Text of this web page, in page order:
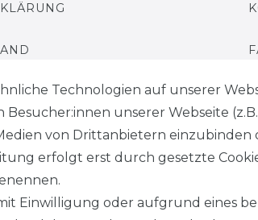
per Whatsapp*
Technologien auf unserer
unserer Webseite
von Drittanbietern
erfolgt erst durch gesetzte
Einwilligung oder aufgrund eines